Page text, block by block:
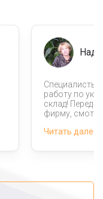
Специалисты
работу по
склад! Перед
фирму,
удивлена. К
более
Читать далее